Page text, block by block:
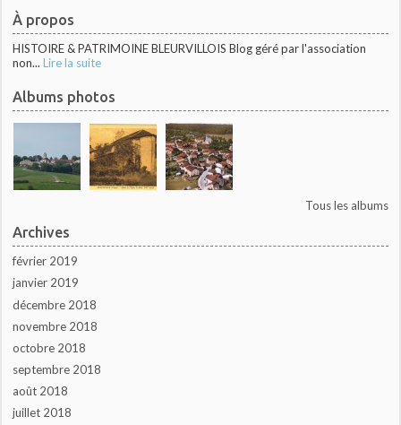
À propos
HISTOIRE & PATRIMOINE BLEURVILLOIS Blog géré par l'association
non... Lire la suite
Albums photos
Tous les albums
Archives
février 2019
janvier 2019
décembre 2018
novembre 2018
octobre 2018
septembre 2018
août 2018
juillet 2018